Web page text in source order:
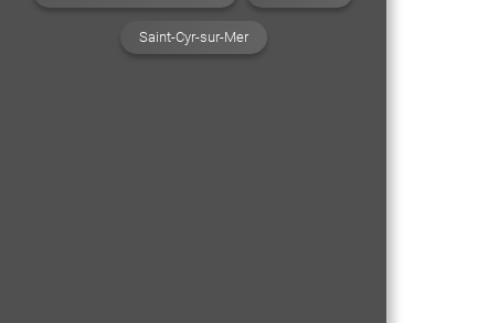
Saint-Cyr-sur-Mer